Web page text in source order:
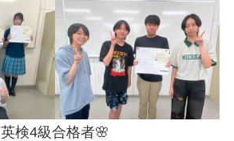
英検4級合格者🌸